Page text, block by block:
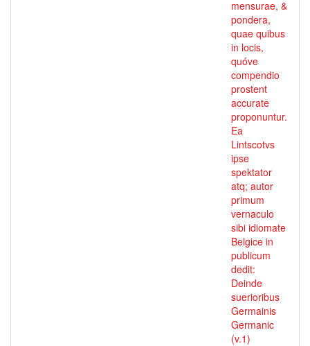
mensurae, &
pondera,
quae quibus
in locis,
quóve
compendio
prostent
accurate
proponuntur.
Ea
Lintscotvs
ipse
spektator
atq; autor
primum
vernaculo
sibi idiomate
Belgice in
publicum
dedit:
Deinde
suerioribus
Germainis
Germanic
(v.1)